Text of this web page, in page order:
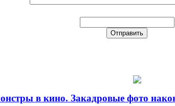
в кино. Закадровые фото